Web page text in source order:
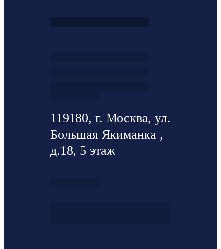
119180, г. Москва, ул.
Большая Якиманка ,
д.18, 5 этаж